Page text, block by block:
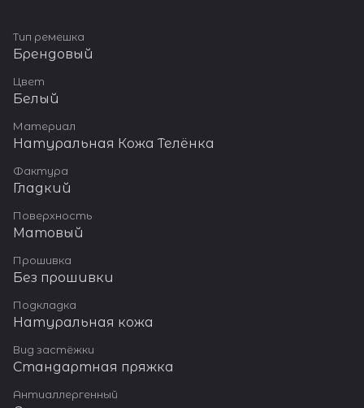
Тип ремешка
Брендовый
Цвет
Белый
Материал
Натуральная Кожа Телёнка
Фактура
Гладкий
Поверхность
Матовый
Прошивка
Без прошивки
Подкладка
Натуральная кожа
Вид застёжки
Стандартная пряжка
Антиаллергенный